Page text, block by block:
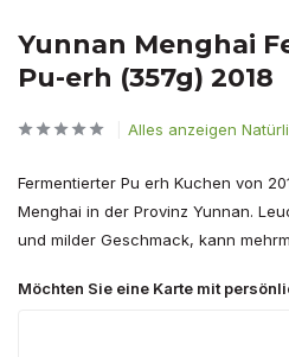
Yunnan Menghai
Pu-erh (357g) 2018
Alles anzeigen
Fermentierter Pu erh Kuchen von
Menghai in der Provinz Yunnan.
und milder Geschmack, kann
Möchten Sie eine Karte mit